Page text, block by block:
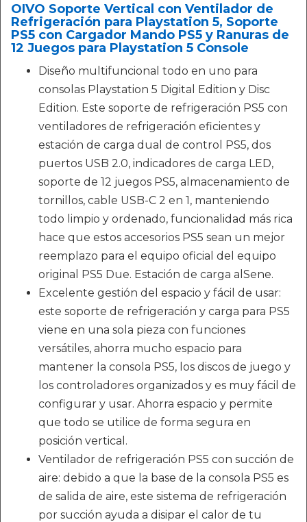
OIVO Soporte Vertical con Ventilador de
Refrigeración para Playstation 5, Soporte
PS5 con Cargador Mando PS5 y Ranuras de
12 Juegos para Playstation 5 Console
Diseño multifuncional todo en uno para
consolas Playstation 5 Digital Edition y Disc
Edition. Este soporte de refrigeración PS5 con
ventiladores de refrigeración eficientes y
estación de carga dual de control PS5, dos
puertos USB 2.0, indicadores de carga LED,
soporte de 12 juegos PS5, almacenamiento de
tornillos, cable USB-C 2 en 1, manteniendo
todo limpio y ordenado, funcionalidad más rica
hace que estos accesorios PS5 sean un mejor
reemplazo para el equipo oficial del equipo
original PS5 Due. Estación de carga alSene.
Excelente gestión del espacio y fácil de usar:
este soporte de refrigeración y carga para PS5
viene en una sola pieza con funciones
versátiles, ahorra mucho espacio para
mantener la consola PS5, los discos de juego y
los controladores organizados y es muy fácil de
configurar y usar. Ahorra espacio y permite
que todo se utilice de forma segura en
posición vertical.
Ventilador de refrigeración PS5 con succión de
aire: debido a que la base de la consola PS5 es
de salida de aire, este sistema de refrigeración
por succión ayuda a disipar el calor de tu